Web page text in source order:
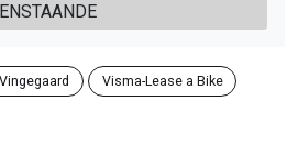
Visma-Lease a Bike